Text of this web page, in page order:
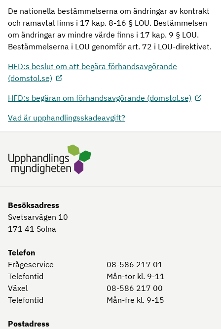
De nationella bestämmelserna om ändringar av kontrakt
och ramavtal finns i 17 kap. 8-16 § LOU. Bestämmelsen
om ändringar av mindre värde finns i 17 kap. 9 § LOU.
Bestämmelserna i LOU genomför art. 72 i LOU-direktivet.
HFD:s beslut om att begära förhandsavgörande
(domstol.se)
HFD:s begäran om förhandsavgörande (domstol.se)
Vad är upphandlingsskadeavgift?
Besöksadress
Svetsarvägen 10
171 41 Solna
Telefon
Frågeservice
08-586 217 01
Telefontid
Mån-tor kl. 9-11
Växel
08-586 217 00
Telefontid
Mån-fre kl. 9-15
Postadress